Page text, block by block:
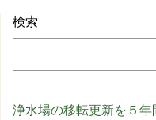
検索
浄水場の移転更新を５